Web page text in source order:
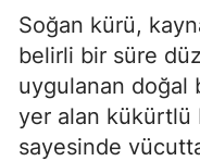
Soğan kürü,
belirli bir süre
uygulanan doğal
yer alan kükürtlü
sayesinde